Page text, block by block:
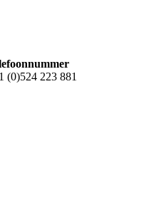
(0)524 223 881